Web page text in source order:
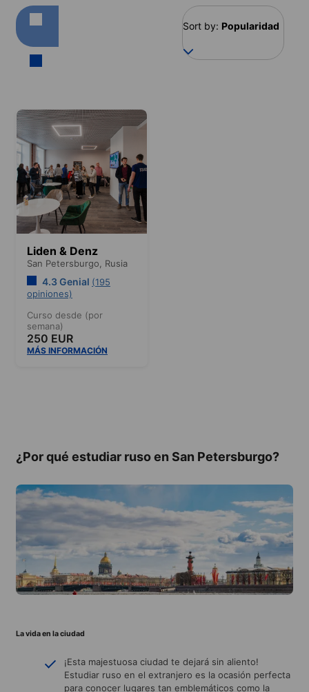
Sort by: Popularidad
Liden & Denz
San Petersburgo, Rusia
4.3 Genial (195
opiniones)
Curso desde (por
semana)
250 EUR
MÁS INFORMACIÓN
¿Por qué estudiar ruso en San Petersburgo?
La vida en la ciudad
¡Esta majestuosa ciudad te dejará sin aliento!
Estudiar ruso en el extranjero es la ocasión perfecta
para conocer lugares tan emblemáticos como la